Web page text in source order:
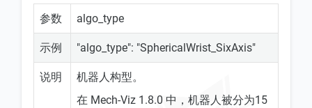
参数 algo_type
示例 "algo_type": "SphericalWrist_SixAxis"
说明
机器人构型。
在 Mech-Viz 1.8.0 中，机器人被分为15